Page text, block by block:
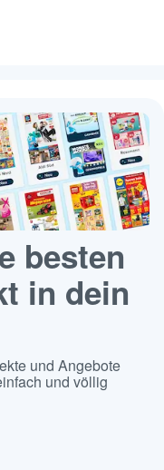
besten
in dein
und Angebote
und völlig